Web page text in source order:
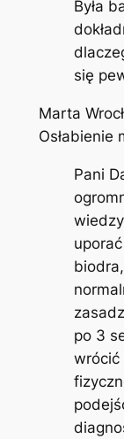
Była
się
Marta
Osłabienie
Pani
po 3
wrócić